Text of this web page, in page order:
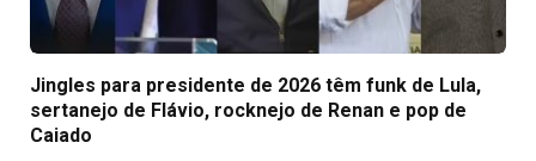
Jingles para presidente de 2026 têm funk de Lula,
sertanejo de Flávio, rocknejo de Renan e pop de
Caiado